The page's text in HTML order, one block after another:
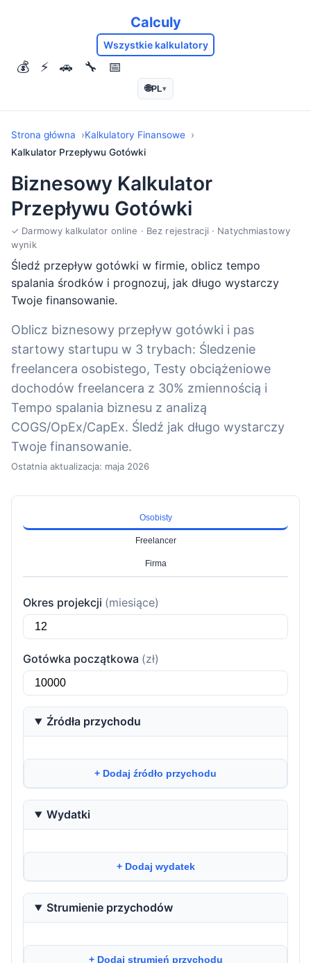
Calculy
Wszystkie kalkulatory
💰 ⚡ 🚗 🔧 📅
🌐PL▾
Strona główna
Kalkulatory Finansowe
Kalkulator Przepływu Gotówki
Biznesowy Kalkulator
Przepływu Gotówki
✓ Darmowy kalkulator online · Bez rejestracji · Natychmiastowy
wynik
Śledź przepływ gotówki w firmie, oblicz tempo
spalania środków i prognozuj, jak długo wystarczy
Twoje finansowanie.
Oblicz biznesowy przepływ gotówki i pas
startowy startupu w 3 trybach: Śledzenie
freelancera osobistego, Testy obciążeniowe
dochodów freelancera z 30% zmiennością i
Tempo spalania biznesu z analizą
COGS/OpEx/CapEx. Śledź jak długo wystarczy
Twoje finansowanie.
Ostatnia aktualizacja: maja 2026
Osobisty
Freelancer
Firma
Okres projekcji (miesiące)
Gotówka początkowa (zł)
Źródła przychodu
+ Dodaj źródło przychodu
Wydatki
+ Dodaj wydatek
Strumienie przychodów
+ Dodaj strumień przychodu